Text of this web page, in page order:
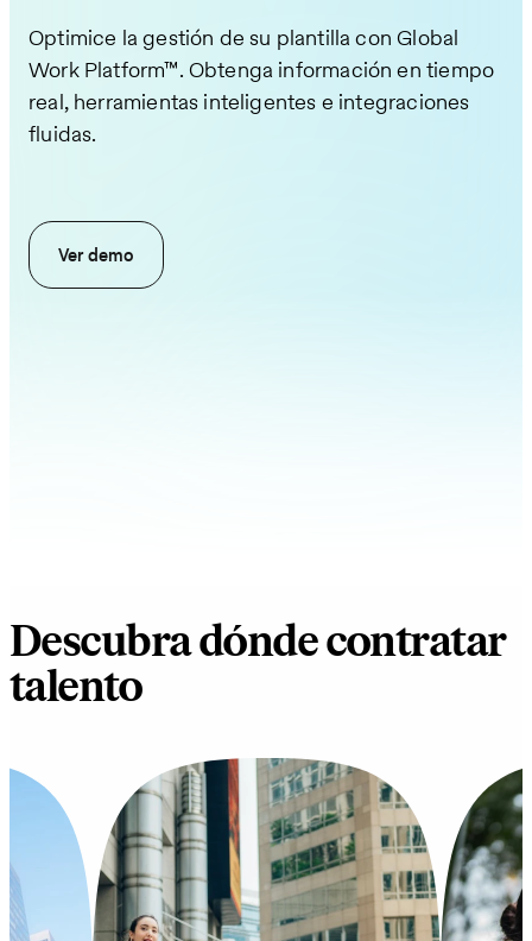
Optimice la gestión de su plantilla con Global
Work Platform™. Obtenga información en tiempo
real, herramientas inteligentes e integraciones
fluidas.
Ver demo
Descubra dónde contratar
talento